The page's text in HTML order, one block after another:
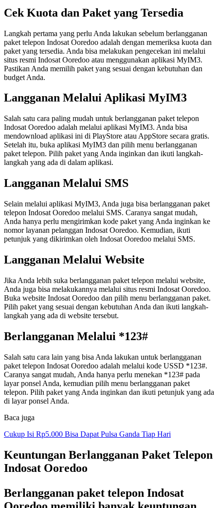
Cek Kuota dan Paket yang Tersedia
Langkah pertama yang perlu Anda lakukan sebelum berlangganan
paket telepon Indosat Ooredoo adalah dengan memeriksa kuota dan
paket yang tersedia. Anda bisa melakukan pengecekan ini melalui
situs resmi Indosat Ooredoo atau menggunakan aplikasi MyIM3.
Pastikan Anda memilih paket yang sesuai dengan kebutuhan dan
budget Anda.
Langganan Melalui Aplikasi MyIM3
Salah satu cara paling mudah untuk berlangganan paket telepon
Indosat Ooredoo adalah melalui aplikasi MyIM3. Anda bisa
mendownload aplikasi ini di PlayStore atau AppStore secara gratis.
Setelah itu, buka aplikasi MyIM3 dan pilih menu berlangganan
paket telepon. Pilih paket yang Anda inginkan dan ikuti langkah-
langkah yang ada di dalam aplikasi.
Langganan Melalui SMS
Selain melalui aplikasi MyIM3, Anda juga bisa berlangganan paket
telepon Indosat Ooredoo melalui SMS. Caranya sangat mudah,
Anda hanya perlu mengirimkan kode paket yang Anda inginkan ke
nomor layanan pelanggan Indosat Ooredoo. Kemudian, ikuti
petunjuk yang dikirimkan oleh Indosat Ooredoo melalui SMS.
Langganan Melalui Website
Jika Anda lebih suka berlangganan paket telepon melalui website,
Anda juga bisa melakukannya melalui situs resmi Indosat Ooredoo.
Buka website Indosat Ooredoo dan pilih menu berlangganan paket.
Pilih paket yang sesuai dengan kebutuhan Anda dan ikuti langkah-
langkah yang ada di website tersebut.
Berlangganan Melalui *123#
Salah satu cara lain yang bisa Anda lakukan untuk berlangganan
paket telepon Indosat Ooredoo adalah melalui kode USSD *123#.
Caranya sangat mudah, Anda hanya perlu menekan *123# pada
layar ponsel Anda, kemudian pilih menu berlangganan paket
telepon. Pilih paket yang Anda inginkan dan ikuti petunjuk yang ada
di layar ponsel Anda.
Baca juga
Cukup Isi Rp5.000 Bisa Dapat Pulsa Ganda Tiap Hari
Keuntungan Berlangganan Paket Telepon
Indosat Ooredoo
Berlangganan paket telepon Indosat